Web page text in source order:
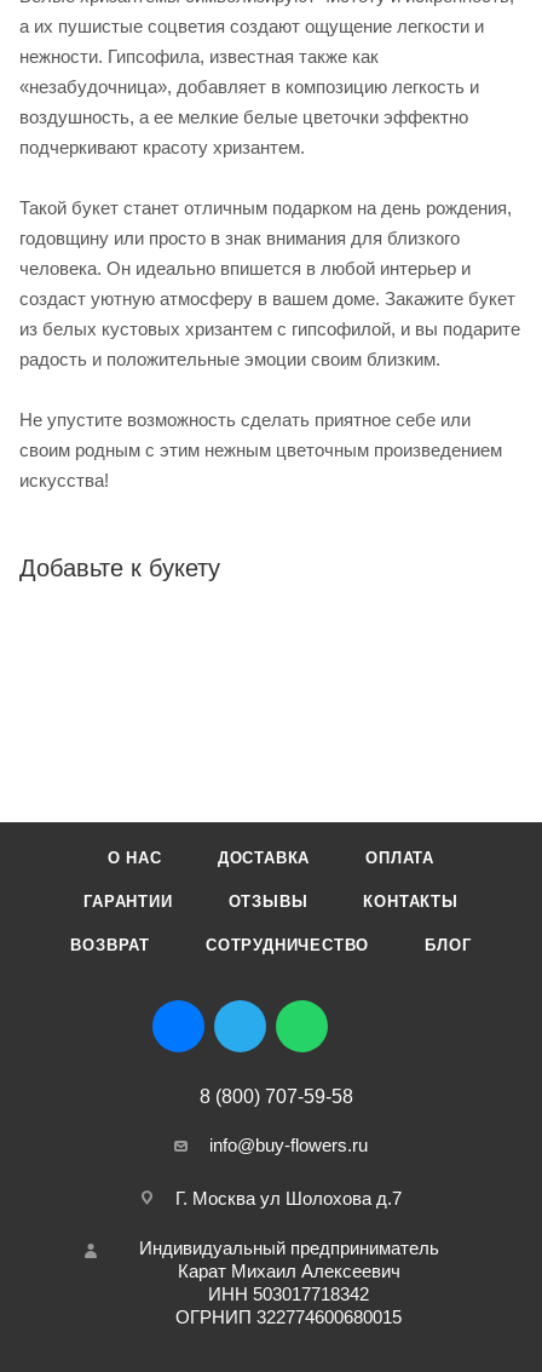
а их пушистые соцветия создают ощущение легкости и
нежности. Гипсофила, известная также как
«незабудочница», добавляет в композицию легкость и
воздушность, а ее мелкие белые цветочки эффектно
подчеркивают красоту хризантем.
Такой букет станет отличным подарком на день рождения,
годовщину или просто в знак внимания для близкого
человека. Он идеально впишется в любой интерьер и
создаст уютную атмосферу в вашем доме. Закажите букет
из белых кустовых хризантем с гипсофилой, и вы подарите
радость и положительные эмоции своим близким.
Не упустите возможность сделать приятное себе или
своим родным с этим нежным цветочным произведением
искусства!
Добавьте к букету
О НАС ДОСТАВКА ОПЛАТА
ГАРАНТИИ ОТЗЫВЫ КОНТАКТЫ
ВОЗВРАТ СОТРУДНИЧЕСТВО БЛОГ
8 (800) 707-59-58
info@buy-flowers.ru
Г. Москва ул Шолохова д.7
Индивидуальный предприниматель
Карат Михаил Алексеевич
ИНН 503017718342
ОГРНИП 322774600680015